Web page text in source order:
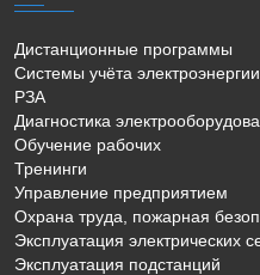
Дистанционные программы
Системы учёта электроэнергии
РЗА
Диагностика
Обучение рабочих
Тренинги
Управление предприятием
Охрана труда, пожарная
Эксплуатация электрических
Эксплуатация подстанций